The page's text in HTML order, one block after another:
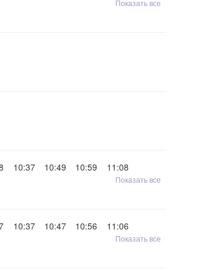
Показать все
10:37 10:49 10:59
11:08
Показать все
10:37 10:47 10:56
11:06
Показать все